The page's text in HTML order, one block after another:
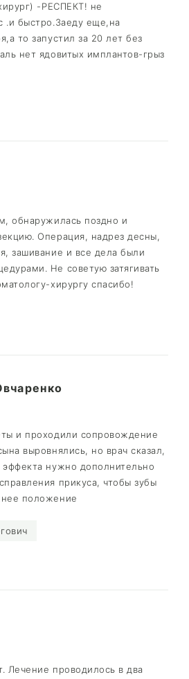
-РЕСПЕКТ! не
.и быстро.Заеду еще,на
то запустил за 20 лет без
нет ядовитых имплантов-грыз
обнаружилась поздно и
Операция, надрез десны,
зашивание и все дела были
Не советую затягивать
хирургу спасибо!
и проходили сопровождение
выровнялись, но врач сказал,
эффекта нужно дополнительно
прикуса, чтобы зубы
положение
Лечение проводилось в два